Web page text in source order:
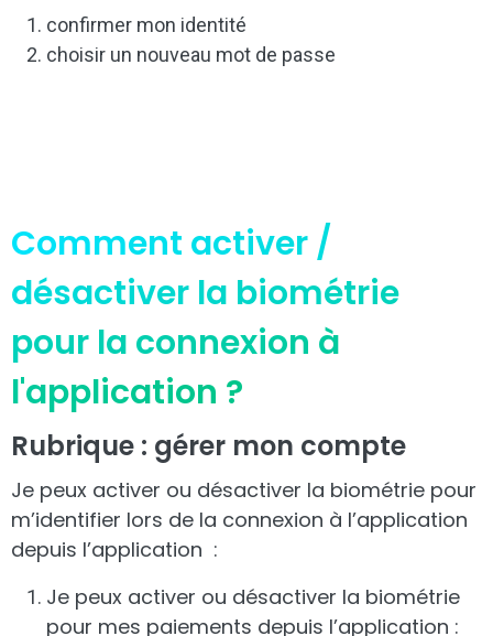
confirmer mon identité
choisir un nouveau mot de passe
Comment activer /
désactiver la biométrie
pour la connexion à
l'application ?
Rubrique : gérer mon compte
Je peux activer ou désactiver la biométrie pour
m’identifier lors de la connexion à l’application
depuis l’application :
Je peux activer ou désactiver la biométrie
pour mes paiements depuis l’application :